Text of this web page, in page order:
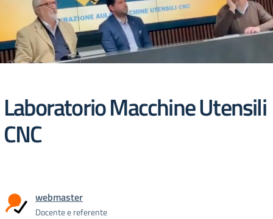
Laboratorio Macchine Utensili
CNC
webmaster
Docente e referente